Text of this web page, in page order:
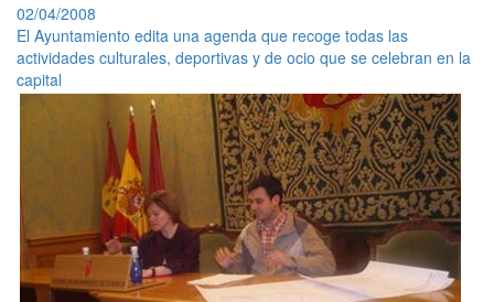
02/04/2008
El Ayuntamiento edita una agenda que recoge todas las
actividades culturales, deportivas y de ocio que se celebran en la
capital